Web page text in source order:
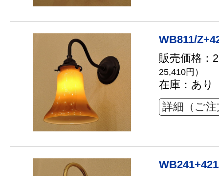
WB811/
販売価格：
25,410円）
在庫：あり
詳細（ご